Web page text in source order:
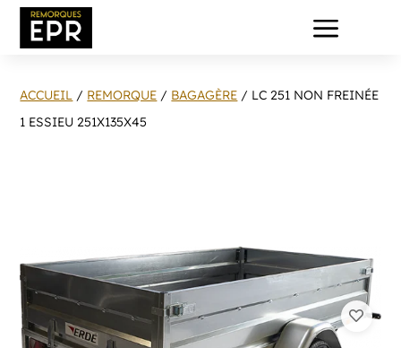
a
ACCUEIL / REMORQUE / BAGAGÈRE / LC 251 NON FREINÉE
1 ESSIEU 251X135X45